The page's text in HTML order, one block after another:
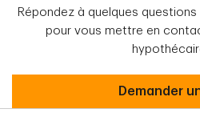
Répondez à quelques
pour vous mettre en
contact us
Demander